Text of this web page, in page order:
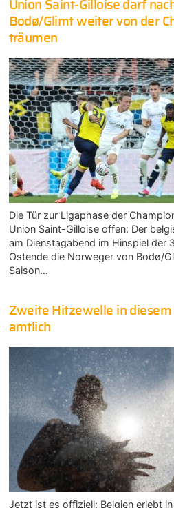
Union Saint-Gilloise darf
Bodø/Glimt weiter von der
träumen
Die Tür zur Ligaphase der
Union Saint-Gilloise offen: Der
am Dienstagabend im Hinspiel der
Ostende die Norweger von Bodø/
Saison…
Zweite Hitzewelle in
amtlich
Jetzt ist es offiziell: Belgien erlebt